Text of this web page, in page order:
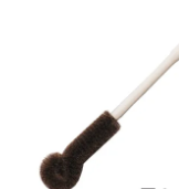
コラム・スタッフのお
アカウント情報
ようこそ ゲスト 様